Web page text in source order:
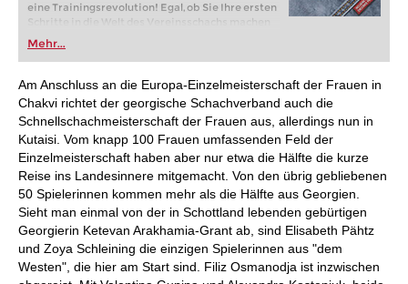
eine Trainingsrevolution! Egal, ob Sie Ihre ersten
Schritte in die Welt des Vereinsschachs machen
oder bereits auf Turnierniveau spielen: Mit
FRITZ trainieren Sie effizienter, intelligenter und
individueller als je zuvor.
Mehr...
Am Anschluss an die Europa-Einzelmeisterschaft der Frauen in
Chakvi richtet der georgische Schachverband auch die
Schnellschachmeisterschaft der Frauen aus, allerdings nun in
Kutaisi. Vom knapp 100 Frauen umfassenden Feld der
Einzelmeisterschaft haben aber nur etwa die Hälfte die kurze
Reise ins Landesinnere mitgemacht. Von den übrig gebliebenen
50 Spielerinnen kommen mehr als die Hälfte aus Georgien.
Sieht man einmal von der in Schottland lebenden gebürtigen
Georgierin Ketevan Arakhamia-Grant ab, sind Elisabeth Pähtz
und Zoya Schleining die einzigen Spielerinnen aus "dem
Westen", die hier am Start sind. Filiz Osmanodja ist inzwischen